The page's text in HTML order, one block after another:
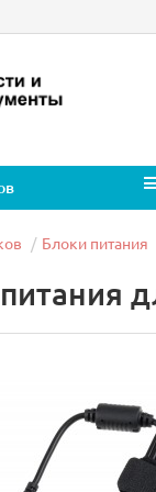
Блоки питания